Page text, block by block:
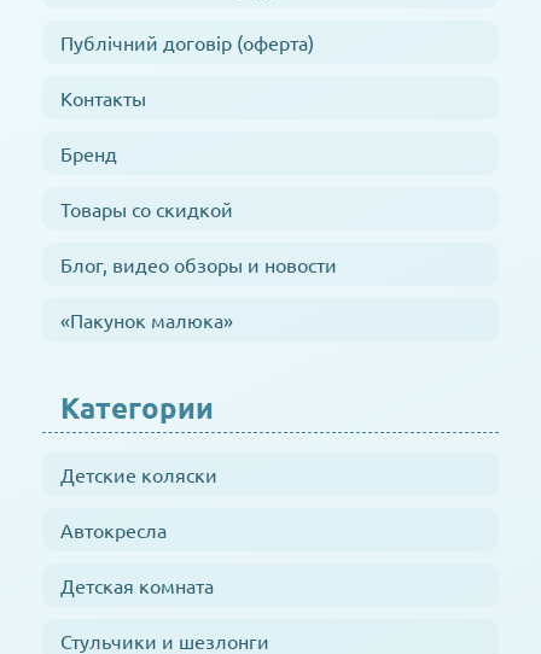
Публічний договір (оферта)
Контакты
Бренд
Товары со скидкой
Блог, видео обзоры и новости
«Пакунок малюка»
Категории
Детские коляски
Автокресла
Детская комната
Стульчики и шезлонги